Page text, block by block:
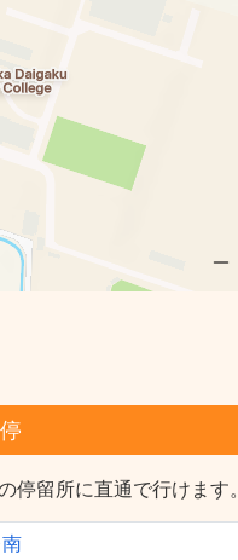
留所に直通で行けます。